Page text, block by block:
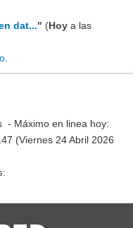
dat..." (Hoy a las
- Máximo en linea hoy:
(Viernes 24 Abril 2026